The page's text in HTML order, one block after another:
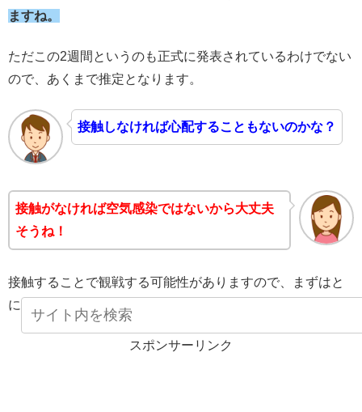
ますね。
ただこの2週間というのも正式に発表されているわけでない
ので、あくまで推定となります。
接触しなければ心配することもないのかな？
接触がなければ空気感染ではないから大丈夫
そうね！
接触することで観戦する可能性がありますので、まずはと
にかく予防することが重要です。
スポンサーリンク